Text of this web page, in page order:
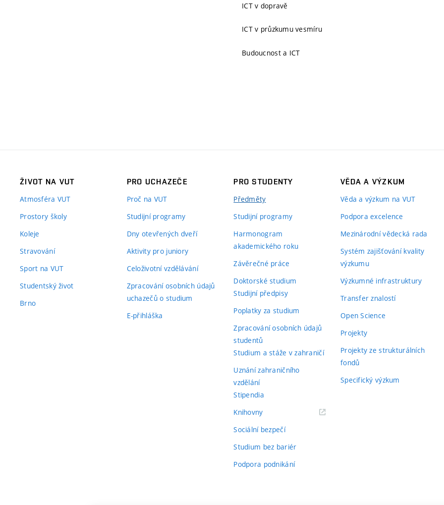
ICT v dopravě
ICT v průzkumu vesmíru
Budoucnost a ICT
ŽIVOT NA VUT
Atmosféra VUT
Prostory školy
Koleje
Stravování
Sport na VUT
Studentský život
Brno
PRO UCHAZEČE
Proč na VUT
Studijní programy
Dny otevřených dveří
Aktivity pro juniory
Celoživotní vzdělávání
Zpracování osobních údajů
uchazečů o studium
E-přihláška
PRO STUDENTY
Předměty
Studijní programy
Harmonogram
akademického roku
Závěrečné práce
Doktorské studium
Studijní předpisy
Poplatky za studium
Zpracování osobních údajů
studentů
Studium a stáže v zahraničí
Uznání zahraničního
vzdělání
Stipendia
Knihovny(externí
Sociální bezpečí
Studium bez bariér
Podpora podnikání
VĚDA A VÝZKUM
Věda a výzkum na VUT
Podpora excelence
Mezinárodní vědecká rada
Systém zajišťování kvality
výzkumu
Výzkumné infrastruktury
Transfer znalostí
Open Science
Projekty
Projekty ze strukturálních
fondů
Specifický výzkum